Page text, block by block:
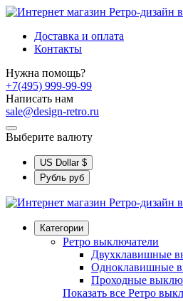
Доставка и оплата
Контакты
Нужна помощь?
+7(495) 999-99-99
Написать нам
sale@design-retro.ru
Выберите валюту
US Dollar $
Рубль руб
Категории
Ретро выключатели
Двухклавишные
Одноклавишные
Проходные
Показать все Ретро